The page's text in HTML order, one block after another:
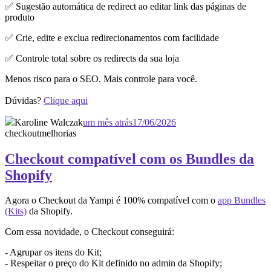
✅ Sugestão automática de redirect ao editar link das páginas de
produto
✅ Crie, edite e exclua redirecionamentos com facilidade
✅ Controle total sobre os redirects da sua loja
Menos risco para o SEO. Mais controle para você.
Dúvidas? Clique aqui
Karoline Walczakum mês atrás17/06/2026
checkoutmelhorias
Checkout compatível com os Bundles da
Shopify
Agora o Checkout da Yampi é 100% compatível com o app Bundles
(Kits) da Shopify.
Com essa novidade, o Checkout conseguirá:
- Agrupar os itens do Kit;
- Respeitar o preço do Kit definido no admin da Shopify;